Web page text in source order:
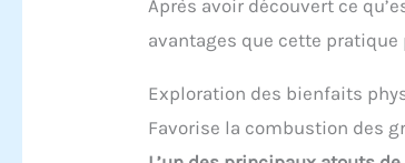
Après avoir découvert ce
avantages que cette pratique
Exploration des bienfaits
Favorise la combustion des